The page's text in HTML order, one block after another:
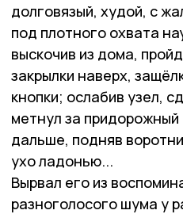
долговязый, худой, с
под плотного охвата
выскочив из дома,
закрылки наверх,
кнопки; ослабив узел,
метнул за
дальше, подняв
ухо ладонью...
Вырвал его из
разноголосого шума у